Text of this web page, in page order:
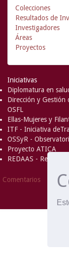
Colecciones
Resultados de
Investigadores
Áreas
Proyectos
Iniciativas
Diplomatura en
Dirección y Gestión
OSFL
Ellas-Mujeres y
ITF - Iniciativa
OSSyR -
Proyecto ATICA
REDAAS - Red de
Comentarios
2008